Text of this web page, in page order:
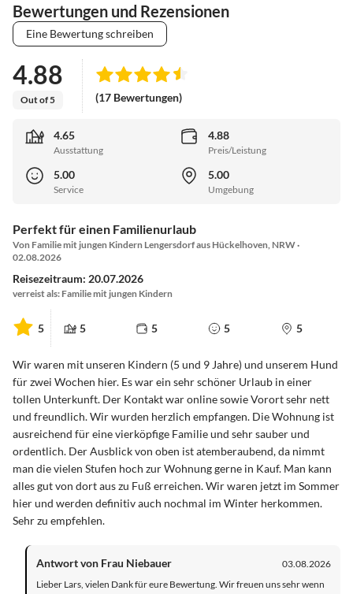
Bewertungen und Rezensionen
Eine Bewertung schreiben
4.88
Out of 5 (17 Bewertungen)
4.65
Ausstattung
4.88
Preis/Leistung
5.00
Service
5.00
Umgebung
Perfekt für einen Familienurlaub
Von Familie mit jungen Kindern Lengersdorf aus Hückelhoven, NRW ·
02.08.2026
Reisezeitraum: 20.07.2026
verreist als: Familie mit jungen Kindern
5 5 5 5 5
Wir waren mit unseren Kindern (5 und 9 Jahre) und unserem Hund
für zwei Wochen hier. Es war ein sehr schöner Urlaub in einer
tollen Unterkunft. Der Kontakt war online sowie Vorort sehr nett
und freundlich. Wir wurden herzlich empfangen. Die Wohnung ist
ausreichend für eine vierköpfige Familie und sehr sauber und
ordentlich. Der Ausblick von oben ist atemberaubend, da nimmt
man die vielen Stufen hoch zur Wohnung gerne in Kauf. Man kann
alles gut von dort aus zu Fuß erreichen. Wir waren jetzt im Sommer
hier und werden definitiv auch nochmal im Winter herkommen.
Sehr zu empfehlen.
Antwort von Frau Niebauer
03.08.2026
Lieber Lars, vielen Dank für eure Bewertung. Wir freuen uns sehr wenn